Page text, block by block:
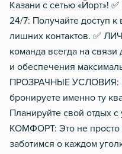
Казани с сетью
24/7: Получайте доступ
лишних контактов. ✅
команда всегда на
и обеспечения
ПРОЗРАЧНЫЕ УСЛОВИЯ:
бронируете именно ту
Планируйте свой отдых
КОМФОРТ: Это не
заботимся о каждом